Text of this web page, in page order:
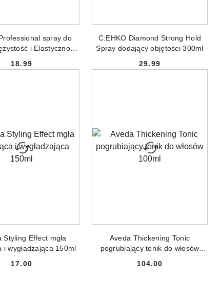
spray do
i Elastyczność
Cena:
18.99
C:EHKO Diamond Strong Hold
Spray dodający objętości 300ml
Cena:
29.99
Styling Effect mgła
i wygładzająca 150ml
Cena:
17.00
Aveda Thickening Tonic
pogrubiający tonik do włosów
Cena:
104.00